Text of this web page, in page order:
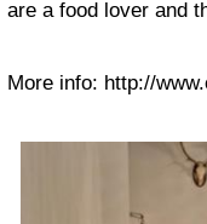
are a food lover and
More info: http://